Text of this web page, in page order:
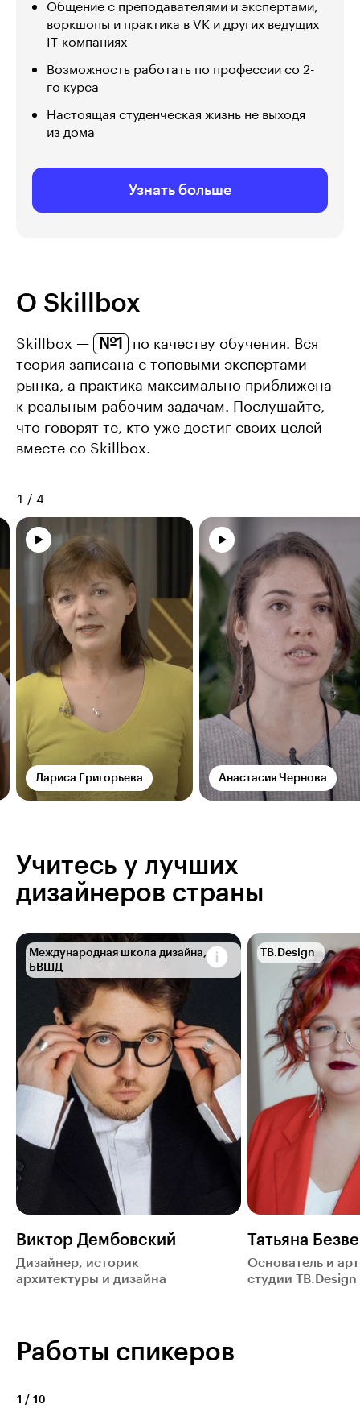
Общение с преподавателями и экспертами,
воркшопы и практика в VK и других ведущих
IT-компаниях
Возможность работать по профессии со 2-
го курса
Настоящая студенческая жизнь не выходя
из дома
Узнать больше
О Skillbox
Skillbox — №1
по качеству обучения. Вся
теория записана с топовыми экспертами
рынка, а практика максимально приближена
к реальным рабочим задачам. Послушайте,
что говорят те, кто уже достиг своих целей
вместе со Skillbox.
1 / 4
Лариса Григорьева Анастасия Чернова
Учитесь у лучших
дизайнеров страны
Международная школа дизайна,
БВШД
Виктор Дембовский
Дизайнер, историк
архитектуры и дизайна
TB.Design
Татьяна
Основатель и
студии TB.Design
Работы спикеров
1 / 10